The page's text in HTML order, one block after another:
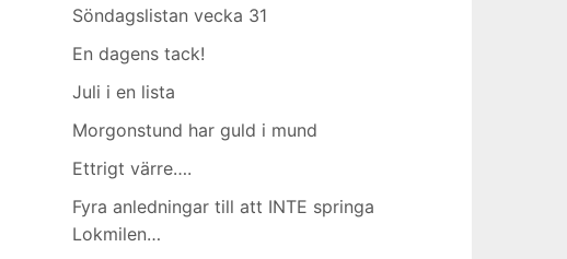
Söndagslistan vecka 31
En dagens tack!
Juli i en lista
Morgonstund har guld i mund
Ettrigt värre….
Fyra anledningar till att INTE springa
Lokmilen…